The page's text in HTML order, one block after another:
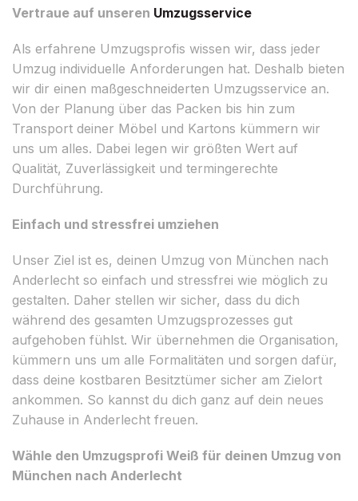
Vertraue auf unseren Umzugsservice
Als erfahrene Umzugsprofis wissen wir, dass jeder
Umzug individuelle Anforderungen hat. Deshalb bieten
wir dir einen maßgeschneiderten Umzugsservice an.
Von der Planung über das Packen bis hin zum
Transport deiner Möbel und Kartons kümmern wir
uns um alles. Dabei legen wir größten Wert auf
Qualität, Zuverlässigkeit und termingerechte
Durchführung.
Einfach und stressfrei umziehen
Unser Ziel ist es, deinen Umzug von München nach
Anderlecht so einfach und stressfrei wie möglich zu
gestalten. Daher stellen wir sicher, dass du dich
während des gesamten Umzugsprozesses gut
aufgehoben fühlst. Wir übernehmen die Organisation,
kümmern uns um alle Formalitäten und sorgen dafür,
dass deine kostbaren Besitztümer sicher am Zielort
ankommen. So kannst du dich ganz auf dein neues
Zuhause in Anderlecht freuen.
Wähle den Umzugsprofi Weiß für deinen Umzug von
München nach Anderlecht